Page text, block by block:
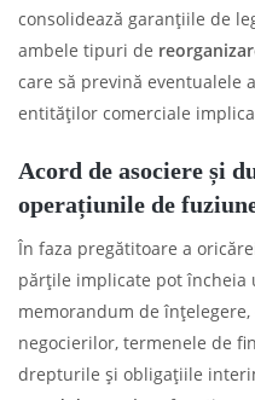
consolidează garanțiile de
ambele tipuri de
care să prevină eventualele
entităților comerciale
Acord de asociere și
operațiunile de
În faza pregătitoare a
părțile implicate pot încheia
memorandum de
negocierilor, termenele de
drepturile și obligațiile